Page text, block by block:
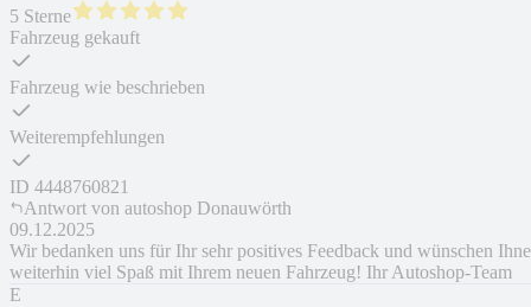
5 Sterne
Fahrzeug gekauft
Fahrzeug wie beschrieben
Weiterempfehlungen
ID 4448760821
Antwort von autoshop Donauwörth
09.12.2025
Wir bedanken uns für Ihr sehr positives Feedback und wünschen
weiterhin viel Spaß mit Ihrem neuen Fahrzeug! Ihr Autoshop-Team
E